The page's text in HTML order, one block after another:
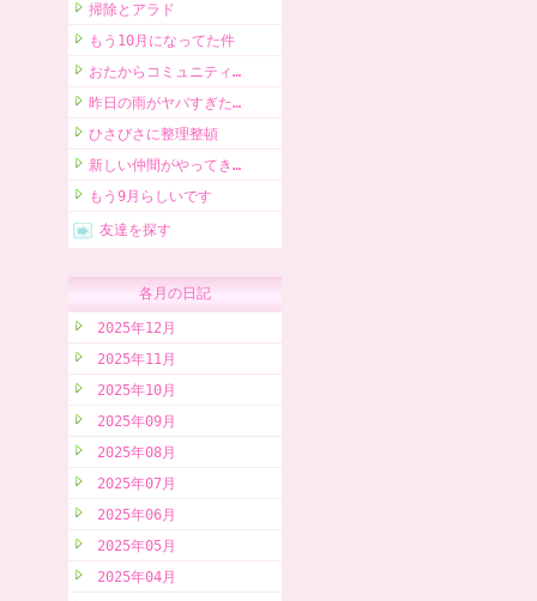
掃除とアラド
もう10月になってた件
おたからコミュニティ…
昨日の雨がヤバすぎた…
ひさびさに整理整頓
新しい仲間がやってき…
もう9月らしいです
友達を探す
各月の日記
2025年12月
2025年11月
2025年10月
2025年09月
2025年08月
2025年07月
2025年06月
2025年05月
2025年04月